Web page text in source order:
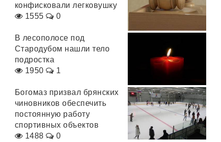
конфисковали легковушку
1555
0
В лесополосе под
Стародубом нашли тело
подростка
1950
1
Богомаз призвал брянских
чиновников обеспечить
постоянную работу
спортивных объектов
1488
0